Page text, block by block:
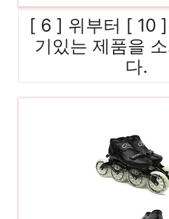
[ 6 ] 위부터 [ 10
기있는 제품을
다.